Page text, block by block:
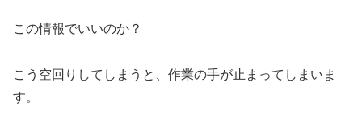
この情報でいいのか？
こう空回りしてしまうと、作業の手が止まってしまいま
す。